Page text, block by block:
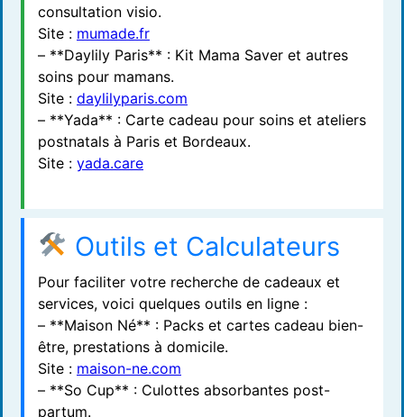
consultation visio.
Site : mumade.fr
– **Daylily Paris** : Kit Mama Saver et autres
soins pour mamans.
Site : daylilyparis.com
– **Yada** : Carte cadeau pour soins et ateliers
postnatals à Paris et Bordeaux.
Site : yada.care
Outils et Calculateurs
Pour faciliter votre recherche de cadeaux et
services, voici quelques outils en ligne :
– **Maison Né** : Packs et cartes cadeau bien-
être, prestations à domicile.
Site : maison-ne.com
– **So Cup** : Culottes absorbantes post-
partum.